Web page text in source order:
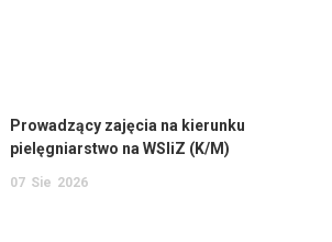
Prowadzący zajęcia na kierunku
pielęgniarstwo na WSIiZ (K/M)
07 Sie 2026